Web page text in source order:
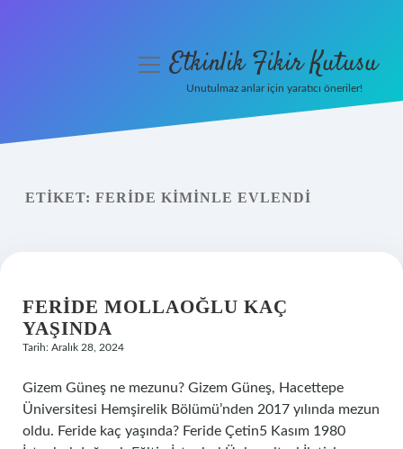
Yasal Uyarı
menüyüEtkinlik Fikir Kutusu
Unutulmaz anlar için yaratıcı öneriler!
ETIKET: FERIDE KIMINLE EVLENDI
FERIDE MOLLAOĞLU KAÇ
YAŞINDA
Tarih: Aralık 28, 2024
Gizem Güneş ne mezunu? Gizem Güneş, Hacettepe
Üniversitesi Hemşirelik Bölümü’nden 2017 yılında mezun
oldu. Feride kaç yaşında? Feride Çetin5 Kasım 1980